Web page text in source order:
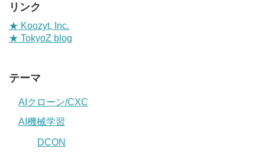
リンク
★ Koozyt, Inc.
★ TokyoZ blog
テーマ
AIクローン/CXC
AI機械学習
DCON